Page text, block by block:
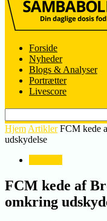
Forside
Nyheder
Blogs & Analyser
Portrætter
Livescore
Hjem Artikler FCM kede
udskydelse
FCM kede af
omkring